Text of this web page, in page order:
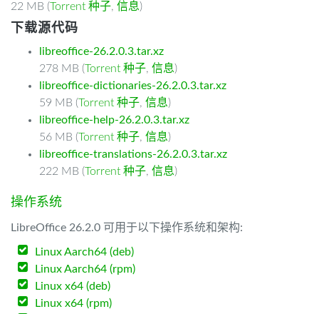
22 MB (Torrent 种子, 信息)
下载源代码
libreoffice-26.2.0.3.tar.xz
278 MB (Torrent 种子, 信息)
libreoffice-dictionaries-26.2.0.3.tar.xz
59 MB (Torrent 种子, 信息)
libreoffice-help-26.2.0.3.tar.xz
56 MB (Torrent 种子, 信息)
libreoffice-translations-26.2.0.3.tar.xz
222 MB (Torrent 种子, 信息)
操作系统
LibreOffice 26.2.0 可用于以下操作系统和架构:
Linux Aarch64 (deb)
Linux Aarch64 (rpm)
Linux x64 (deb)
Linux x64 (rpm)